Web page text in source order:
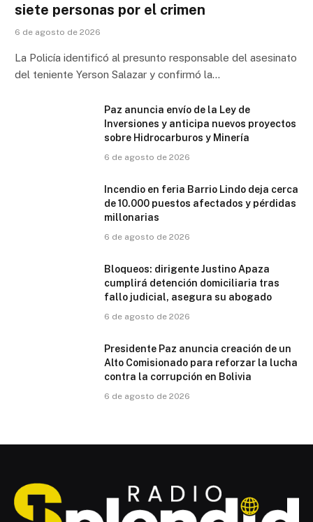
siete personas por el crimen
6 de agosto de 2026
La Policía identificó al presunto responsable del asesinato
del teniente Yerson Salazar y confirmó la…
Paz anuncia envío de la Ley de
Inversiones y anticipa nuevos proyectos
sobre Hidrocarburos y Minería
6 de agosto de 2026
Incendio en feria Barrio Lindo deja cerca
de 10.000 puestos afectados y pérdidas
millonarias
6 de agosto de 2026
Bloqueos: dirigente Justino Apaza
cumplirá detención domiciliaria tras
fallo judicial, asegura su abogado
6 de agosto de 2026
Presidente Paz anuncia creación de un
Alto Comisionado para reforzar la lucha
contra la corrupción en Bolivia
6 de agosto de 2026